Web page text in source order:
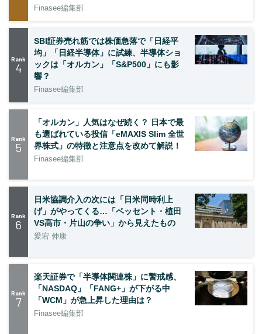
Finasee編集部
Rank
4
SBI証券売れ筋では株価急落で「日経平
均」「日経半導体」に試練、半導体ショ
ックは「オルカン」「S&P500」にも影
響？
Finasee編集部
Rank
5
「オルカン」人気はなぜ続く？ 日本で最
も選ばれている投信「eMAXIS Slim 全世
界株式」の特徴と注意点を改めて解説！
Finasee編集部
Rank
6
日米協調介入の次には「日米同時利上
げ」がやってくる…「ベッセント・植田
VS高市・片山の争い」から見えたもの
愛宕 伸康
Rank
7
楽天証券で「半導体関連株」に警戒感、
「NASDAQ」「FANG+」が下がる中
「WCM」が急上昇した理由は？
Finasee編集部